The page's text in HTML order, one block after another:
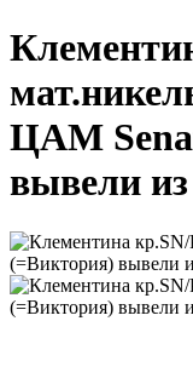
ЦАМ
вывели из